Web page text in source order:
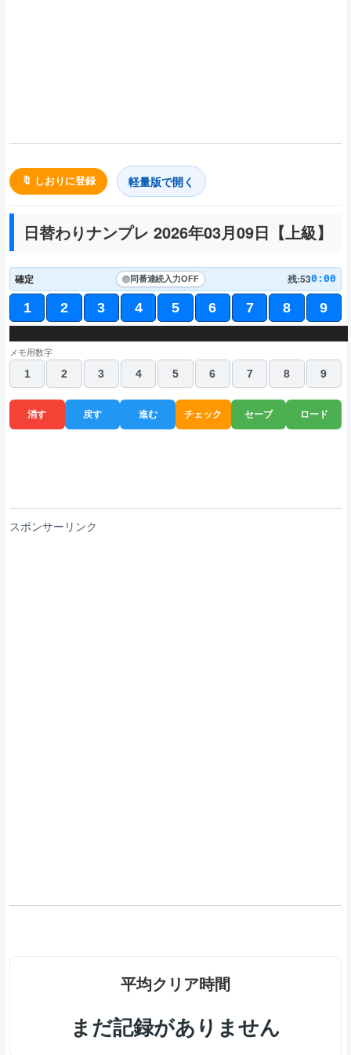
🔖 しおりに登録 軽量版で開く
日替わりナンプレ 2026年03月09日【上級】
確定 同番連続入力OFF 残:530:00
1 2 3 4 5 6 7 8 9
5 6 2 8 4
4 1
1 7 9 3
6 1 9 8 5
2 6
1 2 9 6
8 7
1 8 3 6
メモ用数字
1
2 3 4 5 6 7 8 9
消す 戻す 進む チェック セーブ ロード
スポンサーリンク
平均クリア時間
まだ記録がありません